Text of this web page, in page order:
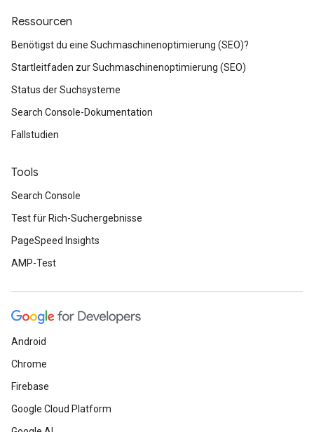
Ressourcen
Benötigst du eine Suchmaschinenoptimierung (SEO)?
Startleitfaden zur Suchmaschinenoptimierung (SEO)
Status der Suchsysteme
Search Console-Dokumentation
Fallstudien
Tools
Search Console
Test für Rich-Suchergebnisse
PageSpeed Insights
AMP-Test
Android
Chrome
Firebase
Google Cloud Platform